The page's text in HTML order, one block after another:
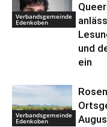
Verbandsgemeinde
Edenkoben
und
ein
Verbandsgemeinde
Edenkoben